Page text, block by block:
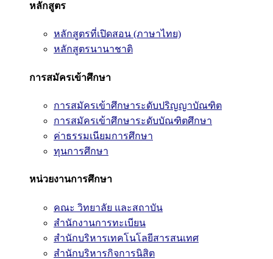
หลักสูตร
หลักสูตรที่เปิดสอน (ภาษาไทย)
หลักสูตรนานาชาติ
การสมัครเข้าศึกษา
การสมัครเข้าศึกษาระดับปริญญาบัณฑิต
การสมัครเข้าศึกษาระดับบัณฑิตศึกษา
ค่าธรรมเนียมการศึกษา
ทุนการศึกษา
หน่วยงานการศึกษา
คณะ วิทยาลัย และสถาบัน
สำนักงานการทะเบียน
สำนักบริหารเทคโนโลยีสารสนเทศ
สำนักบริหารกิจการนิสิต